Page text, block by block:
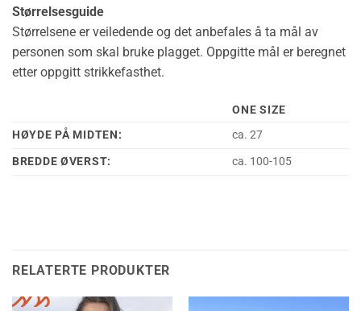
Størrelsesguide
Størrelsene er veiledende og det anbefales å ta mål av
personen som skal bruke plagget. Oppgitte mål er beregnet
etter oppgitt strikkefasthet.
ONE SIZE
HØYDE PÅ MIDTEN:
ca. 27
BREDDE ØVERST:
ca. 100-105
RELATERTE PRODUKTER